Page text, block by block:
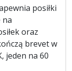
posiłki
na
oraz
brevet w
jeden na 60